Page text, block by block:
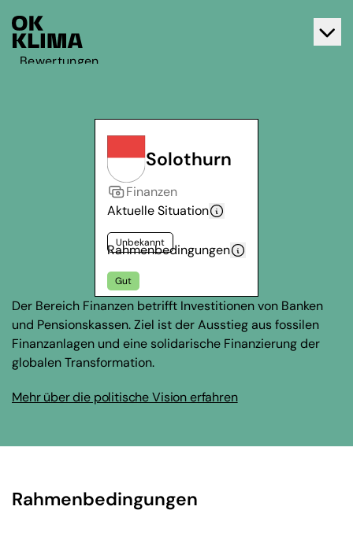
Bewertungen
Solothurn
Finanzen
Aktuelle Situation
Unbekannt
Rahmenbedingungen
Gut
Der Bereich Finanzen betrifft Investitionen von Banken
und Pensionskassen. Ziel ist der Ausstieg aus fossilen
Finanzanlagen und eine solidarische Finanzierung der
globalen Transformation.
Mehr über die politische Vision erfahren
Rahmenbedingungen